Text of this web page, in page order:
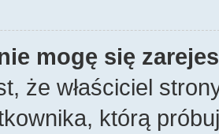
mogę się
że właściciel
którą